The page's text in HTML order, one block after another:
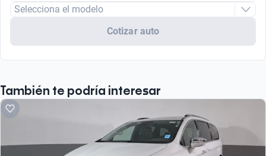
Selecciona el modelo
Cotizar auto
También te podría interesar